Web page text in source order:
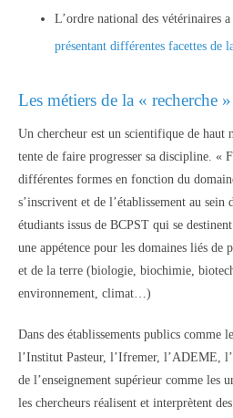
L’ordre national des vétérinaires
présentant différentes facettes de
Les métiers de la « recherche »
Un chercheur est un scientifique de haut
tente de faire progresser sa discipline. «
différentes formes en fonction du
s’inscrivent et de l’établissement au
étudiants issus de BCPST qui se
une appétence pour les domaines liés de
et de la terre (biologie, biochimie,
environnement, climat…)
Dans des établissements publics
l’Institut Pasteur, l’Ifremer, l’ADEME,
de l’enseignement supérieur comme les
les chercheurs réalisent et interprètent